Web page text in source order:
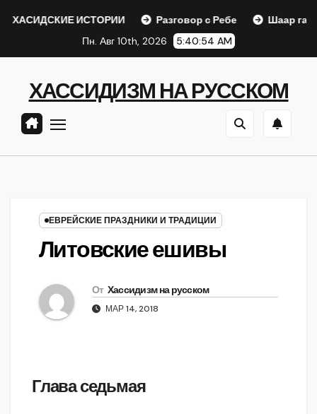
ИСТОРИИ Разговор с Ребе
Шаар гайихуд гл. 1
Пн. Авг 10th, 2026
5:40:55 AM
ХАССИДИЗМ НА РУССКОМ
ЕВРЕЙСКИЕ ПРАЗДНИКИ И ТРАДИЦИИ
Литовские ешивы
От Хассидизм на русском
МАР 14, 2018
Глава седьмая